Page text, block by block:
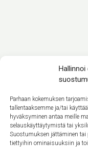
Hallinnoi
Parhaan kokemuksen
tallentaaksemme ja/tai
hyväksyminen antaa meille
selauskäyttäytymistä tai
Suostumuksen jättäminen
tiettyihin ominaisuuksiin ja
Suomi